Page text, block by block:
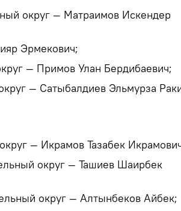
округ — Матраимов Искендер
Эрмекович;
— Примов Улан Бердибаевич;
— Сатыбалдиев Эльмурза
— Икрамов Тазабек
округ — Ташиев Шаирбек
округ — Алтынбеков Айбек;